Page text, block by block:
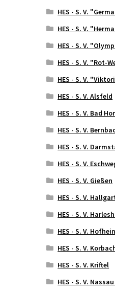
HES - S. V.
HES - S. V.
HES - S. V.
HES - S. V. "Rot-
HES - S. V.
HES - S. V. Alsfeld
HES - S. V. Bad
HES - S. V.
HES - S. V.
HES - S. V.
HES - S. V. Gießen
HES - S. V.
HES - S. V.
HES - S. V.
HES - S. V.
HES - S. V. Kriftel
HES - S. V.